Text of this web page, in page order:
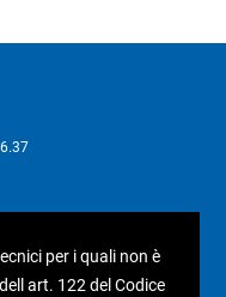
per i quali non è
art. 122 del Codice